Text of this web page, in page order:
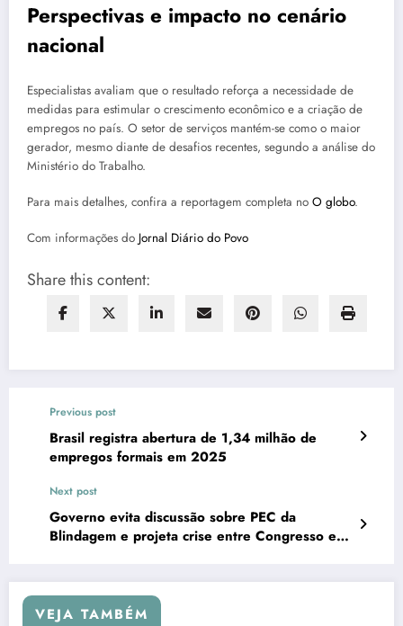
Perspectivas e impacto no cenário
nacional
Especialistas avaliam que o resultado reforça a necessidade de
medidas para estimular o crescimento econômico e a criação de
empregos no país. O setor de serviços mantém-se como o maior
gerador, mesmo diante de desafios recentes, segundo a análise do
Ministério do Trabalho.
Para mais detalhes, confira a reportagem completa no O globo.
Com informações do Jornal Diário do Povo
Share this content:
Previous post
Brasil registra abertura de 1,34 milhão de
empregos formais em 2025
Next post
Governo evita discussão sobre PEC da
Blindagem e projeta crise entre Congresso e
VEJA TAMBÉM